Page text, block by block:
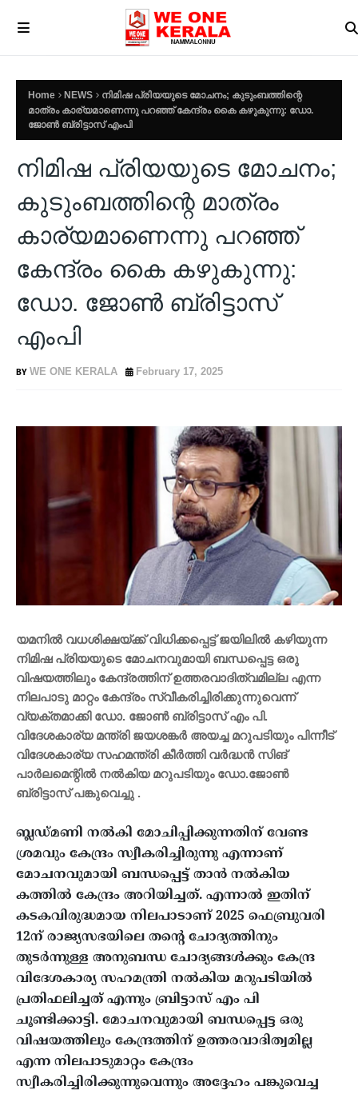
Home NEWS
നിമിഷ പ്രിയയുടെ മോചനം; കുടുംബത്തിന്റെ
മാത്രം കാര്യമാണെന്നു പറഞ്ഞ് കേന്ദ്രം കൈ കഴുകുന്നു: ഡോ.
ജോൺ ബ്രിട്ടാസ് എംപി
നിമിഷ പ്രിയയുടെ മോചനം;
കുടുംബത്തിന്റെ മാത്രം
കാര്യമാണെന്നു പറഞ്ഞ്
കേന്ദ്രം കൈ കഴുകുന്നു:
ഡോ. ജോൺ ബ്രിട്ടാസ്
എംപി
WE ONE KERALA February 17, 2025
യമനിൽ വധശിക്ഷയ്ക്ക് വിധിക്കപ്പെട്ട് ജയിലിൽ കഴിയുന്ന
നിമിഷ പ്രിയയുടെ മോചനവുമായി ബന്ധപ്പെട്ട ഒരു
വിഷയത്തിലും കേന്ദ്രത്തിന് ഉത്തരവാദിത്വമില്ല എന്ന
നിലപാടു മാറ്റം കേന്ദ്രം സ്വീകരിച്ചിരിക്കുന്നുവെന്ന്
വ്യക്തമാക്കി ഡോ. ജോൺ ബ്രിട്ടാസ് എം പി.
വിദേശകാര്യ മന്ത്രി ജയശങ്കർ അയച്ച മറുപടിയും പിന്നീട്
വിദേശകാര്യ സഹമന്ത്രി കീർത്തി വർദ്ധൻ സിങ്
പാർലമെന്റിൽ നൽകിയ മറുപടിയും ഡോ.ജോൺ
ബ്രിട്ടാസ് പങ്കുവെച്ചു .
ബ്ലഡ്മണി നൽകി മോചിപ്പിക്കുന്നതിന് വേണ്ട
ശ്രമവും കേന്ദ്രം സ്വീകരിച്ചിരുന്നു എന്നാണ്
മോചനവുമായി ബന്ധപ്പെട്ട് താൻ നൽകിയ
കത്തിൽ കേന്ദ്രം അറിയിച്ചത്. എന്നാൽ ഇതിന്
കടകവിരുദ്ധമായ നിലപാടാണ് 2025 ഫെബ്രുവരി
12ന് രാജ്യസഭയിലെ തന്റെ ചോദ്യത്തിനും
തുടർന്നുള്ള അനുബന്ധ ചോദ്യങ്ങൾക്കും കേന്ദ്ര
വിദേശകാര്യ സഹമന്ത്രി നൽകിയ മറുപടിയിൽ
പ്രതിഫലിച്ചത് എന്നും ബ്രിട്ടാസ് എം പി
ചൂണ്ടിക്കാട്ടി. മോചനവുമായി ബന്ധപ്പെട്ട ഒരു
വിഷയത്തിലും കേന്ദ്രത്തിന് ഉത്തരവാദിത്വമില്ല
എന്ന നിലപാടുമാറ്റം കേന്ദ്രം
സ്വീകരിച്ചിരിക്കുന്നുവെന്നും അദ്ദേഹം പങ്കുവെച്ച